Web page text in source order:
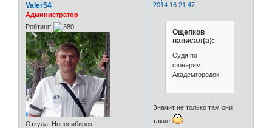
2014 16:21:47
Valer54
Администратор
Рейтинг:
Откуда: Новосибирск
Ощепков
написал(а):
Судя по
фонарям,
Академгородок.
Значит не только там они
такие